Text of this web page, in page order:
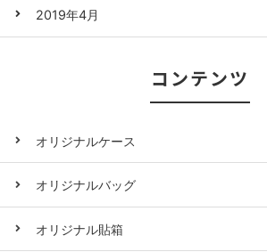
2019年4月
コンテンツ
オリジナルケース
オリジナルバッグ
オリジナル貼箱